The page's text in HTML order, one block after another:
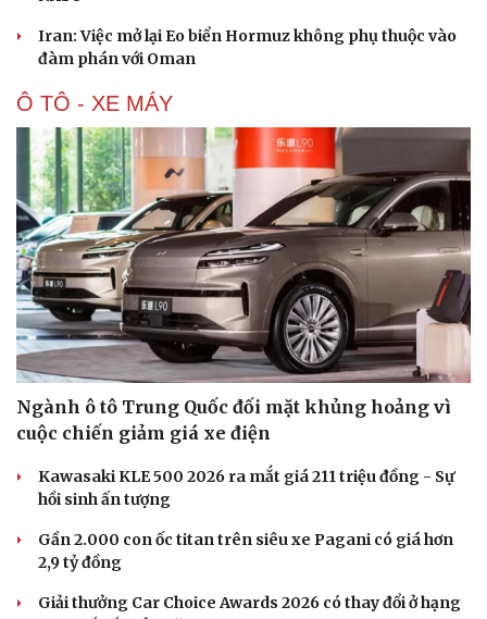
Cải chính
Iran: Việc mở lại Eo biển Hormuz không phụ thuộc vào
đàm phán với Oman
Ô TÔ - XE MÁY
Ngành ô tô Trung Quốc đối mặt khủng hoảng vì
cuộc chiến giảm giá xe điện
Kawasaki KLE 500 2026 ra mắt giá 211 triệu đồng - Sự
hồi sinh ấn tượng
Gần 2.000 con ốc titan trên siêu xe Pagani có giá hơn
2,9 tỷ đồng
Giải thưởng Car Choice Awards 2026 có thay đổi ở hạng